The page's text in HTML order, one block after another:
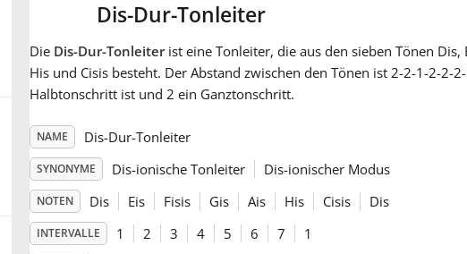
Dis-Dur-Tonleiter
Die Dis-Dur-Tonleiterist eine Tonleiter, die aus den sieben Tönen Dis,
His und Cisis besteht. Der Abstand zwischen den Tönen ist 2-2-1-2-2-
Halbtonschritt ist und 2 ein Ganztonschritt.
NAME Dis-Dur-Tonleiter
SYNONYME Dis-ionische Tonleiter Dis-ionischer Modus
NOTEN Dis Eis Fisis Gis Ais His Cisis Dis
INTERVALLE 1 2 3 4 5 6 7 1